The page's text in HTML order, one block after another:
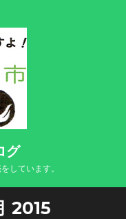
グ
しています。
2015